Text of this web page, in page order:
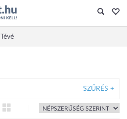
Tévé
SZŰRÉS +